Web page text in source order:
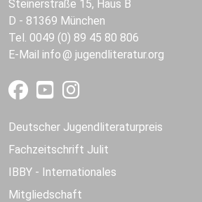
Steinerstraße 15, Haus B
D - 81369 München
Tel. 0049 (0) 89 45 80 806
E-Mail info jugendliteratur.org
Deutscher Jugendliteraturpreis
Fachzeitschrift Julit
IBBY - Internationales
Mitgliedschaft